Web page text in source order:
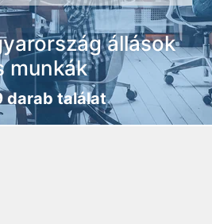
állások
munkák
darab találat